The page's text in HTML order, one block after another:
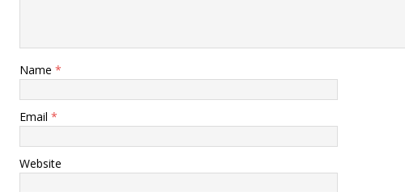
Name *
Email *
Website